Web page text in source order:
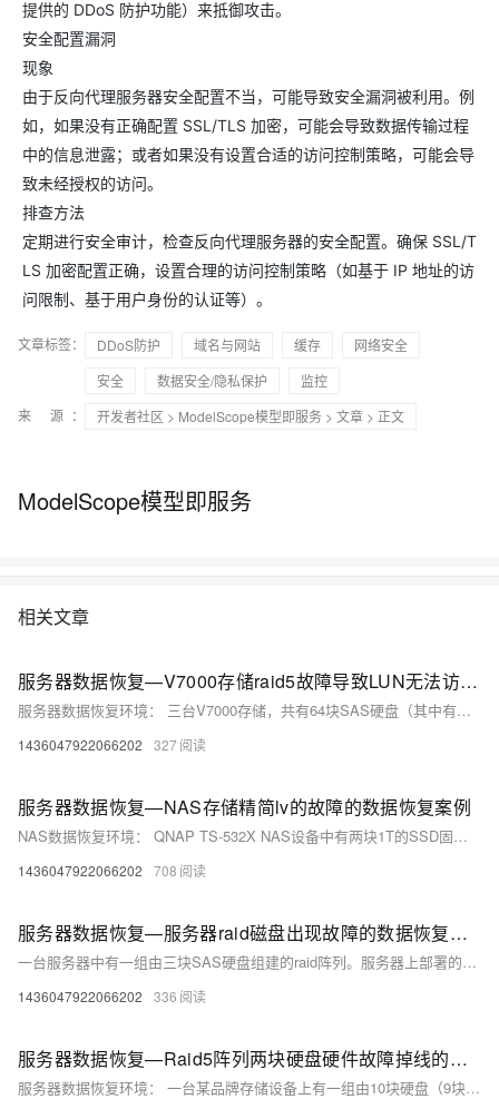
提供的 DDoS 防护功能）来抵御攻击。
安全配置漏洞
现象
由于反向代理服务器安全配置不当，可能导致安全漏洞被利用。例
如，如果没有正确配置 SSL/TLS 加密，可能会导致数据传输过程
中的信息泄露；或者如果没有设置合适的访问控制策略，可能会导
致未经授权的访问。
排查方法
定期进行安全审计，检查反向代理服务器的安全配置。确保 SSL/T
LS 加密配置正确，设置合理的访问控制策略（如基于 IP 地址的访
问限制、基于用户身份的认证等）。
文章标签： DDoS防护 域名与网站 缓存
网络安全
安全
数据安全/隐私保护
监控
来 源：
开发者社区 > ModelScope模型即服务 > 文章 > 正文
ModelScope模型即服务
相关文章
服务器数据恢复—V7000存储raid5故障导致LUN无法访问的数据恢复案例
服务器数据恢复环境： 三台V7000存储，共有64块SAS硬盘（其中有三块热备盘，其中一块已启用）组建了数组raid5阵列。分配若干LUN，上层安装Windows server操作系统，数据分区格式化为NTFS文件系统。 服务器故障： V7000存储中有多块硬盘出现故障离线，阵列失效，LUN无法访问。需要恢复卷中所有数据（主要为dcm文件）。
1436047922066202 327
服务器数据恢复—NAS存储精简lv的故障的数据恢复案例
NAS数据恢复环境： QNAP TS-532X NAS设备中有两块1T的SSD固态硬盘和3块5T的机械硬盘。三块机械硬盘组建了一组RAID5阵列，两块固态硬盘组建RAID1阵列。划分了一个存储池，并通过精简LVM划分了7个lv。 NAS故障： 硬盘故障导致无法正常进入系统，7个lv分区丢失。
1436047922066202 708
服务器数据恢复—服务器raid磁盘出现故障的数据恢复案例
一台服务器中有一组由三块SAS硬盘组建的raid阵列。服务器上部署的数据库存储在D分区，数据库备份存储在E分区。 服务器上一块硬盘指示灯显示红色。D分区不可识别。E分区虽然可以识别，但是E分区拷贝文件报错。 管理员重启服务器，先离线的硬盘上线开始同步数据，同步没有完成的情况下管理员将服务器强制关机，之后没有动过服务器。
1436047922066202 336
服务器数据恢复—Raid5阵列两块硬盘硬件故障掉线的数据恢复案例
服务器数据恢复环境： 一台某品牌存储设备上有一组由10块硬盘（9块数据盘+1块热备盘）组建的raid5阵列，上层部署vmware exsi虚拟化平台。 服务器故障： raid5阵列中两块硬盘对应的指示灯亮黄灯掉线。硬盘序列号无法读取，通过SAS扩展卡也无法读取。